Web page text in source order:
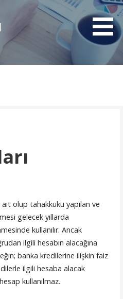
olup tahakkuku yapılan ve
gelecek yıllarda
kullanılır. Ancak
ilgili hesabın alacağına
banka kredilerine ilişkin faiz
ilgili hesaba alacak
kullanılmaz.